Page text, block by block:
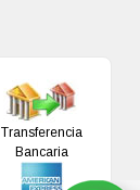
Transferencia
Bancaria